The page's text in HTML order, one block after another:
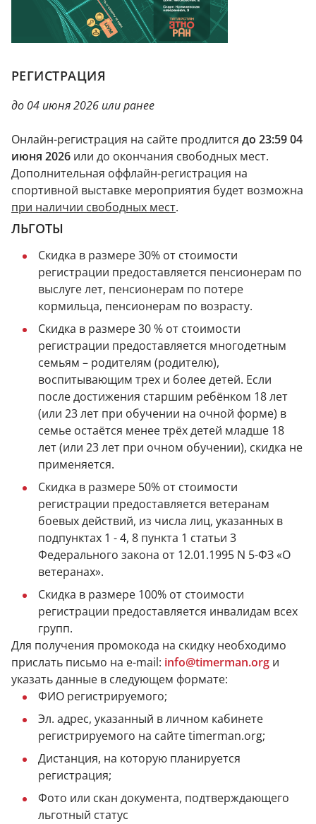
РЕГИСТРАЦИЯ
до 04 июня 2026 или ранее
Онлайн-регистрация на сайте продлится до 23:59 04
июня 2026 или до окончания свободных мест.
Дополнительная оффлайн-регистрация на
спортивной выставке мероприятия будет возможна
при наличии свободных мест.
ЛЬГОТЫ
Скидка в размере 30% от стоимости
регистрации предоставляется пенсионерам по
выслуге лет, пенсионерам по потере
кормильца, пенсионерам по возрасту.
Скидка в размере 30 % от стоимости
регистрации предоставляется многодетным
семьям – родителям (родителю),
воспитывающим трех и более детей. Если
после достижения старшим ребёнком 18 лет
(или 23 лет при обучении на очной форме) в
семье остаётся менее трёх детей младше 18
лет (или 23 лет при очном обучении), скидка не
применяется.
Скидка в размере 50% от стоимости
регистрации предоставляется ветеранам
боевых действий, из числа лиц, указанных в
подпунктах 1 - 4, 8 пункта 1 статьи 3
Федерального закона от 12.01.1995 N 5-ФЗ «О
ветеранах».
Скидка в размере 100% от стоимости
регистрации предоставляется инвалидам всех
групп.
Для получения промокода на скидку необходимо
прислать письмо на e-mail: info@timerman.org и
указать данные в следующем формате:
ФИО регистрируемого;
Эл. адрес, указанный в личном кабинете
регистрируемого на сайте timerman.org;
Дистанция, на которую планируется
регистрация;
Фото или скан документа, подтверждающего
льготный статус